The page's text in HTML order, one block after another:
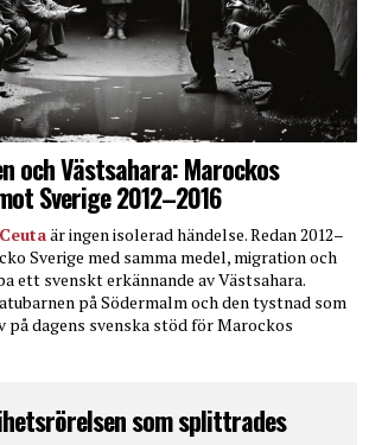
och Västsahara: Marockos
Sverige 2012–2016
är ingen isolerad händelse. Redan 2012–
Sverige med samma medel, migration och
ett svenskt erkännande av Västsahara.
på Södermalm och den tystnad som
dagens svenska stöd för Marockos
som splittrades